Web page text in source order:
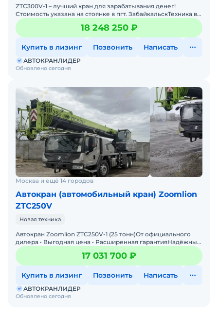
ZTC300V-1 – лучший кран для зарабатывания денег!
Стоимость указана на стоянке в пгт. ЗабайкальскТехника в
наличии на наших стоянках:Москва Ставрополь Красн
18 248 250 ₽
Купить в лизинг Позвонить Написать
Обновлено сегодня
АВТОКРАНЛИДЕР
Москва и ещё 14 городов
Автокран (автомобильный кран) Zoomlion
ZTC250V
Новая техника
Автокран Zoomlion ZTC250V-1 (25 тонн)От официального
дилера • Выгодная цена • Расширенная гарантияНадёжный
и проверенный автокран Zoomlion ZTC250V-1 (
17 031 700 ₽
Купить в лизинг Позвонить Написать
Обновлено сегодня
АВТОКРАНЛИДЕР